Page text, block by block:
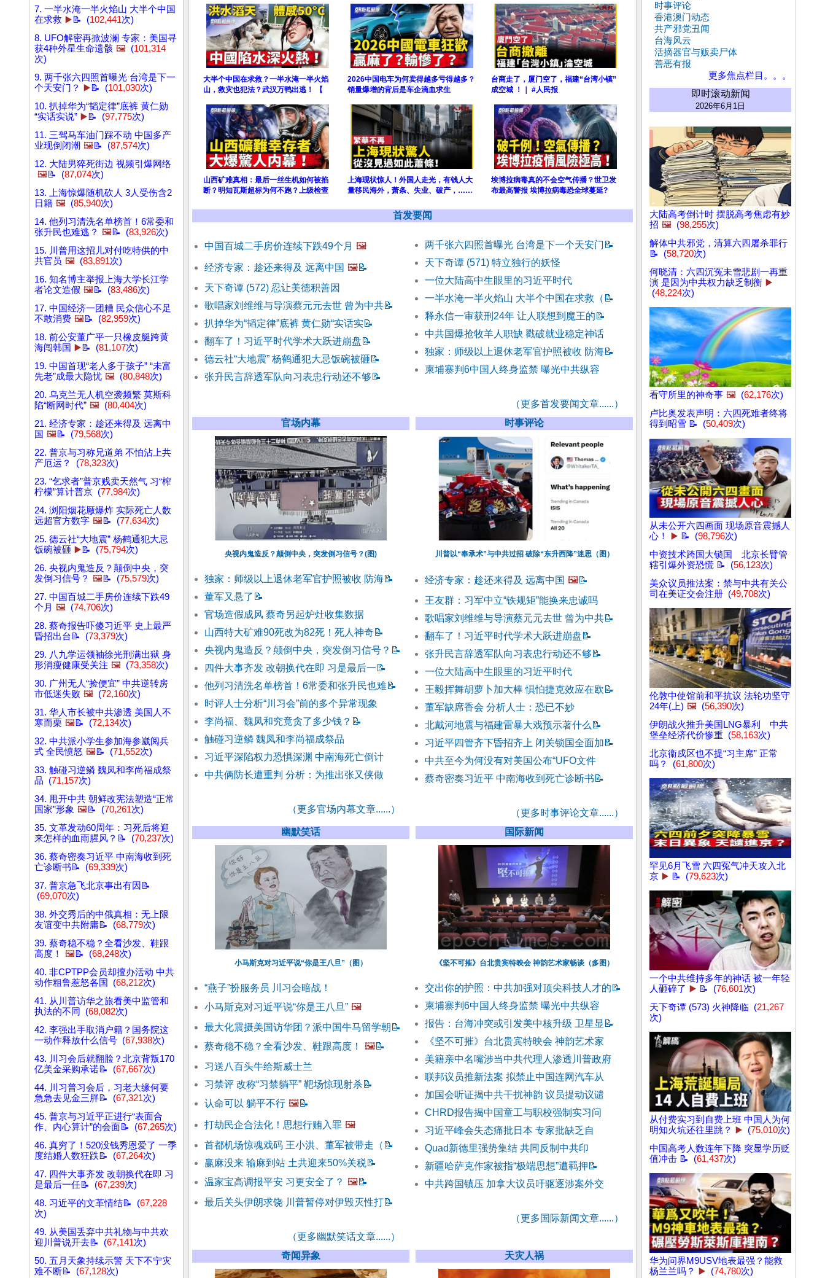
7. 一半水淹一半火焰山 大半个中国
在求救 ▶️📝 (102,441次)
8. UFO解密再掀波澜 专家：美国寻
获4种外星生命遗骸 🖼️ (101,314
次)
9. 两千张六四照首曝光 台湾是下一
个天安门？
▶️📝 (101,030次)
10. 扒掉华为“韬定律”底裤 黄仁勋
“实话实说” ▶️📝 (97,775次)
11. 三驾马车油门踩不动 中国多产
业现倒闭潮 🖼️📝 (87,574次)
12. 大陆男猝死街边 视频引爆网络
🖼️📝 (87,074次)
13. 上海惊爆随机砍人 3人受伤含2
日籍 🖼️ (85,940次)
14. 他列习清洗名单榜首！6常委和
张升民也难逃？ 🖼️📝 (83,926次)
15. 川普用这招儿对付吃特供的中
共官员 🖼️ (83,891次)
16. 知名博主举报上海大学长江学
者论文造假 🖼️📝 (83,486次)
17. 中国经济一团糟 民众信心不足
不敢消费 🖼️📝 (82,959次)
18. 前公安董广平一只橡皮艇跨黄
海闯韩国 ▶️📝 (81,107次)
19. 中国首现“老人多于孩子” “未富
先老”成最大隐忧 🖼️ (80,848次)
20. 乌克兰无人机空袭频繁 莫斯科
陷“断网时代” 🖼️ (80,404次)
21. 经济专家：趁还来得及 远离中
国 🖼️📝 (79,568次)
22. 普京与习称兄道弟 不怕沾上共
产厄运？ (78,323次)
23. “乞求者”普京贱卖天然气 习“榨
柠檬”算计普京 (77,984次)
24. 浏阳烟花厰爆炸 实际死亡人数
远超官方数字 🖼️📝 (77,634次)
25. 德云社“大地震” 杨鹤通犯大忌
饭碗被砸 ▶️📝 (75,794次)
26. 央视内鬼造反？颠倒中央，突
发倒习信号？ 🖼️📝 (75,579次)
27. 中国百城二手房价连续下跌49
个月 🖼️ (74,706次)
28. 蔡奇报告吓傻习近平 史上最严
昏招出台📝 (73,379次)
29. 八九学运领袖徐光刑满出狱 身
形消瘦健康受关注 🖼️ (73,358次)
30. 广州无人“捡便宜” 中共逆转房
市低迷失败 🖼️ (72,160次)
31. 华人市长被中共渗透 美国人不
寒而栗 🖼️📝 (72,134次)
32. 中共派小学生参加海参崴阅兵
式 全民愤怒 🖼️📝 (71,552次)
33. 触碰习逆鳞 魏凤和李尚福成祭
品 (71,157次)
34. 甩开中共 朝鲜改宪法塑造“正常
国家”形象 🖼️📝 (70,261次)
35. 文革发动60周年：习死后将迎
来怎样的血雨腥风？📝 (70,237次)
36. 蔡奇密奏习近平 中南海收到死
亡诊断书📝 (69,339次)
37. 普京急飞北京事出有因📝
(69,070次)
38. 外交秀后的中俄真相：无上限
友谊变中共附庸📝 (68,779次)
39. 蔡奇稳不稳？全看沙发、鞋跟
高度！
🖼️📝 (68,248次)
40. 非CPTPP会员却擅办活动 中共
动作粗鲁惹怒各国 (68,212次)
41. 从川普访华之旅看美中监管和
执法的不同 (68,082次)
42. 李强出手取消户籍？国务院这
一动作释放什么信号 (67,938次)
43. 川习会后就翻脸？北京背叛170
亿美金采购承诺📝 (67,667次)
44. 川习普习会后，习老大缘何要
急急去见金三胖📝 (67,321次)
45. 普京与习近平正进行“表面合
作、内心算计”的会面📝 (67,265次)
46. 真穷了！520没钱秀恩爱了 一季
度结婚人数狂跌📝 (67,264次)
47. 四件大事齐发 改朝换代在即 习
是最后一任📝 (67,239次)
48. 习近平的文革情结📝 (67,228
次)
49. 从美国丢弃中共礼物与中共欢
迎川普说开去📝 (67,141次)
50. 五月天象持续示警 天下不宁灾
难不断📝 (67,128次)
大半个中国在求救？一半水淹一半火焰
山，救灾也犯法？武汉万鸭出逃！ 【
2026中国电车为何卖得越多亏得越多？
销量爆增的背后是车企滴血求生
台商走了，厦门空了，福建“台湾小镇”
成空城 ！｜ #人民报
山西矿难真相：最后一丝生机如何被掐
断？明知瓦斯超标为何不跑？上级检查
上海现状惊人！外国人走光，有钱人大
量移民海外，萧条、失业、破产，……
埃博拉病毒真的不会空气传播？世卫发
布最高警报 埃博拉病毒恐全球蔓延?
首发要闻
中国百城二手房价连续下跌49个月 🖼️
经济专家：趁还来得及 远离中国 🖼️📝
天下奇谭 (572) 忍让美德积善因
歌唱家刘维维与导演蔡元元去世 曾为中共📝
扒掉华为“韬定律”底裤 黄仁勋“实话实📝
翻车了！习近平时代学术大跃进崩盘 📝
德云社“大地震” 杨鹤通犯大忌饭碗被砸 📝
张升民言辞透军队向习表忠行动还不够 📝
两千张六四照首曝光 台湾是下一个天安门 📝
天下奇谭 (571) 特立独行的妖怪
一位大陆高中生眼里的习近平时代
一半水淹一半火焰山 大半个中国在求救（ 📝
释永信一审获刑24年 让人联想到魔王的 📝
中共国爆抢牧羊人职缺 戳破就业稳定神话
独家：师级以上退休老军官护照被收 防海📝
柬埔寨判6中国人终身监禁 曝光中共纵容
（更多首发要闻文章......）
官场内幕
央视内鬼造反？颠倒中央，突发倒习信号？(图)
独家：师级以上退休老军官护照被收 防海📝
董军又悬了 📝
官场造假成风 蔡奇另起炉灶收集数据
山西特大矿难90死改为82死！死人神奇📝
央视内鬼造反？颠倒中央，突发倒习信号？ 📝
四件大事齐发 改朝换代在即 习是最后一 📝
他列习清洗名单榜首！6常委和张升民也难📝
时评人士分析“川习会”前的多个异常现象
李尚福、魏凤和究竟贪了多少钱？ 📝
触碰习逆鳞 魏凤和李尚福成祭品
习近平深陷权力恐惧深渊 中南海死亡倒计
中共俩防长遭重判 分析：为推出张又侠做
（更多官场内幕文章......）
时事评论
川普以“奉承术”与中共过招 破除“东升西降”迷思（图）
经济专家：趁还来得及 远离中国 🖼️📝
王友群：习军中立“铁规矩”能换来忠诚吗
歌唱家刘维维与导演蔡元元去世 曾为中共📝
翻车了！习近平时代学术大跃进崩盘 📝
张升民言辞透军队向习表忠行动还不够 📝
一位大陆高中生眼里的习近平时代
王毅挥舞胡萝卜加大棒 惧怕捷克效应在欧 📝
董军缺席香会 分析人士：恐已不妙
北戴河地震与福建雷暴大戏预示著什么 📝
习近平四管齐下昏招齐上 闭关锁国全面加 📝
中共至今为何没有对美国公布“UFO文件
蔡奇密奏习近平 中南海收到死亡诊断书 📝
（更多时事评论文章......）
幽默笑话
小马斯克对习近平说“你是王八旦”（图）
“燕子”扮服务员 川习会暗战！
小马斯克对习近平说“你是王八旦” 🖼️
最大化震摄美国访华团？派中国牛马留学朝 📝
蔡奇稳不稳？全看沙发、鞋跟高度！
🖼️📝
习送八百头牛给斯威士兰
习禁评 改称“习禁躺平” 靶场惊现射杀📝
认命可以 躺平不行 🖼️📝
打劫民企合法化！思想行贿入罪 🖼️
首都机场惊魂戏码 王小洪、董军被带走（ 📝
赢麻没来 输麻到站 土共迎来50%关税📝
温家宝高调报平安 习更安全了？ 🖼️📝
最后关头伊朗求饶 川普暂停对伊毁灭性打📝
（更多幽默笑话文章......）
国际新闻
《坚不可摧》台北贵宾特映会 神韵艺术家畅谈（多图）
交出你的护照：中共加强对顶尖科技人才的 📝
柬埔寨判6中国人终身监禁 曝光中共纵容
报告：台海冲突或引发美中核升级 卫星显 📝
《坚不可摧》台北贵宾特映会 神韵艺术家
美籍亲中名嘴涉当中共代理人渗透川普政府
联邦议员推新法案 拟禁止中国连网汽车从
加国会听证揭中共干扰神韵 议员提动议谴
CHRD报告揭中国童工与职校强制实习问
习近平峰会失态痛批日本 专家批缺乏自
Quad新德里强势集结 共同反制中共印
新疆哈萨克作家被指“极端思想”遭羁押 📝
中共跨国镇压 加拿大议员吁驱逐涉案外交
（更多国际新闻文章......）
奇闻异象 天灾人祸
时事评论
香港澳门动态
共产邪党丑闻
台海风云
活摘器官与贩卖尸体
善恶有报
更多焦点栏目。。。
即时滚动新闻
2026年6月1日
大陆高考倒计时 摆脱高考焦虑有妙
招 🖼️ (98,255次)
解体中共邪党，清算六四屠杀罪行
📝 (58,720次)
何晓清：六四沉冤未雪悲剧一再重
演 是因为中共权力缺乏制衡 ▶️
(48,224次)
看守所里的神奇事 🖼️ (62,176次)
卢比奥发表声明：六四死难者终将
得到昭雪 📝 (50,409次)
从未公开六四画面 现场原音震撼人
心！
▶️ 📝 (98,796次)
中资技术跨国大锁国 北京长臂管
辖引爆外资恐慌 📝 (56,123次)
美众议员推法案：禁与中共有关公
司在美证交会注册 (49,708次)
伦敦中使馆前和平抗议 法轮功坚守
24年(上) 🖼️ (56,390次)
伊朗战火推升美国LNG暴利 中共
堡垒经济代价惨重 (58,163次)
北京衞戍区也不提“习主席” 正常
吗？ (61,800次)
罕见6月飞雪 六四冤气冲天攻入北
京 ▶️ 📝 (79,623次)
一个中共维持多年的神话 被一年轻
人砸碎了 ▶️ 📝 (76,601次)
天下奇谭 (573) 火神降临 (21,267
次)
从付费实习到自费上班 中国人为何
明知火坑还往里跳？
▶️ (75,010次)
中国高考人数连年下降 突显学历贬
值冲击 📝 (61,437次)
华为问界M9USV地表最强？能救
杨兰兰吗？
▶️ (74,780次)